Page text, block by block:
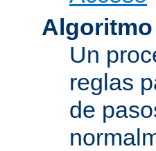
Algoritmo
Un
reglas
de